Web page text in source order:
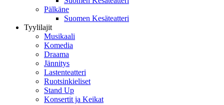
Pälkäne
Suomen Kesäteatteri
Tyylilajit
Musikaali
Komedia
Draama
Jännitys
Lastenteatteri
Ruotsinkieliset
Stand Up
Konsertit ja Keikat